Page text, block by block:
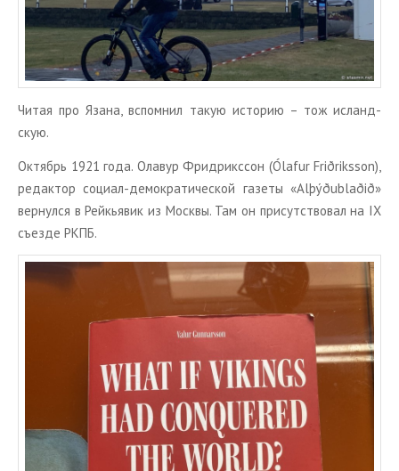
Читая про Язана, вспом­нил такую ис­то­рию – тож ис­ланд­
скую.
Ок­тябрь 1921 года. Ола­вур Фри­дрикс­сон (Ólafur Friðriksson),
ре­дак­тор со­ци­ал-де­мо­кра­ти­че­ской га­зе­ты «Alþýðublaðið»
вер­нул­ся в Рейкья­вик из Моск­вы. Там он при­сут­ство­вал на IX
съез­де РКПБ.